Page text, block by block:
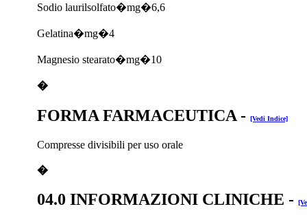
Sodio laurilsolfato�mg�6,6
Gelatina�mg�4
Magnesio stearato�mg�10
�
FORMA FARMACEUTICA - [Vedi Indice]
Compresse divisibili per uso orale
�
04.0 INFORMAZIONI CLINICHE -